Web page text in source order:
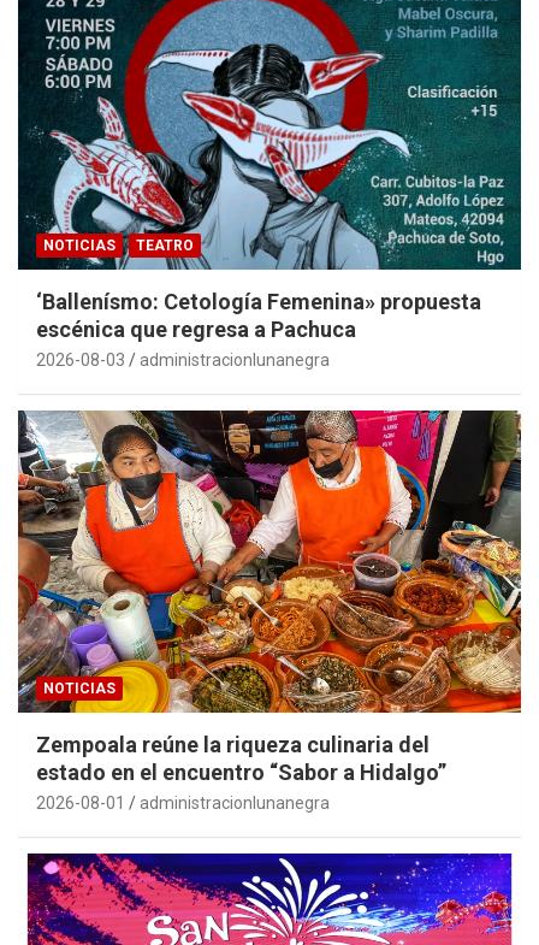
NOTICIAS TEATRO
‘Ballenísmo: Cetología Femenina» propuesta
escénica que regresa a Pachuca
2026-08-03 administracionlunanegra
NOTICIAS
Zempoala reúne la riqueza culinaria del
estado en el encuentro “Sabor a Hidalgo”
2026-08-01 administracionlunanegra